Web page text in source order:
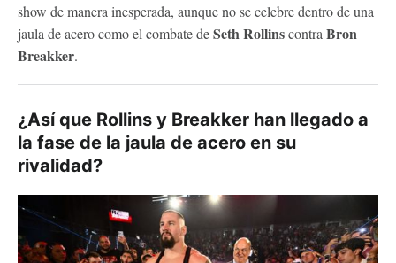
show de manera inesperada, aunque no se celebre dentro de una
jaula de acero como el combate deSeth Rollinscontra Bron
Breakker.
¿Así que Rollins y Breakker han llegado a
la fase de la jaula de acero en su
rivalidad?